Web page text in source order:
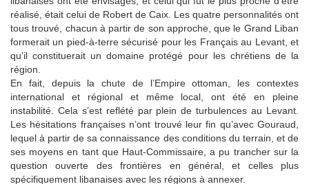
réalisé, était celui de Robert de Caix. Les quatre personnalités ont
tous trouvé, chacun à partir de son approche, que le Grand Liban
formerait un pied-à-terre sécurisé pour les Français au Levant, et
qu’il constituerait un domaine protégé pour les chrétiens de la
région.
En fait, depuis la chute de l’Empire ottoman, les contextes
international et régional et même local, ont été en pleine
instabilité. Cela s’est reflété par plein de turbulences au Levant.
Les hésitations françaises n’ont trouvé leur fin qu’avec Gouraud,
lequel à partir de sa connaissance des conditions du terrain, et de
ses moyens en tant que Haut-Commissaire, a pu trancher sur la
question ouverte des frontières en général, et celles plus
spécifiquement libanaises avec les régions à annexer.